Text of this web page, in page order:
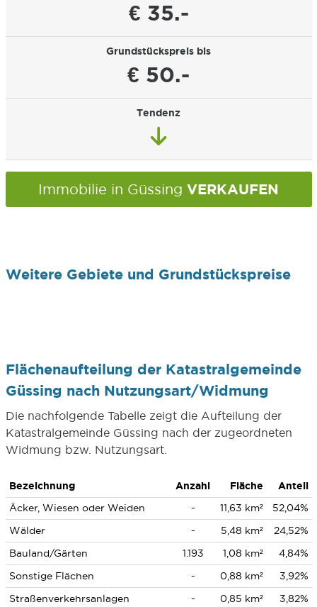
€ 35.-
Grundstückspreis bis
€ 50.-
Tendenz
Immobilie in Güssing VERKAUFEN
Weitere Gebiete und Grundstückspreise
Flächenaufteilung der Katastralgemeinde
Güssing nach Nutzungsart/Widmung
Die nachfolgende Tabelle zeigt die Aufteilung der
Katastralgemeinde Güssing nach der zugeordneten
Widmung bzw. Nutzungsart.
Bezeichnung Anzahl Fläche
Anteil
Äcker, Wiesen oder Weiden
- 11,63 km²
52,04%
Wälder
- 5,48 km²
24,52%
Bauland/Gärten
1.193 1,08 km²
4,84%
Sonstige Flächen
- 0,88 km²
3,92%
Straßenverkehrsanlagen
- 0,85 km² 3,82%